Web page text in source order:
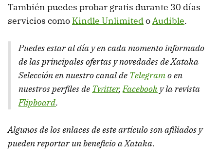
También puedes probar gratis durante 30 días
servicios como Kindle UnlimitedoAudible.
Puedes estar al día y en cada momento informado
de las principales ofertas y novedades de Xataka
Selección en nuestro canal de Telegramo en
nuestros perfiles de Twitter,Facebook y la revista
Flipboard.
Algunos de los enlaces de este artículo son afiliados y
pueden reportar un beneficio a Xataka.